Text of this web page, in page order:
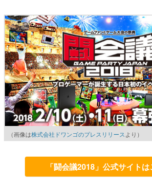
（画像は株式会社ドワンゴのプレスリリース より）
「闘会議2018」公式サイトは